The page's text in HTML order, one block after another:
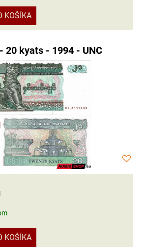
KOŠÍKA
20 kyats - 1994 - UNC
KOŠÍKA